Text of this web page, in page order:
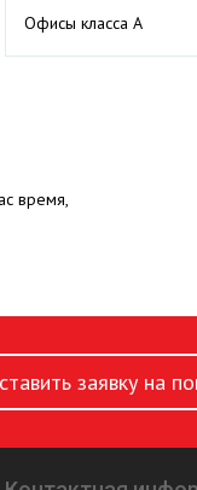
Офисы класса А
время,
заявку на